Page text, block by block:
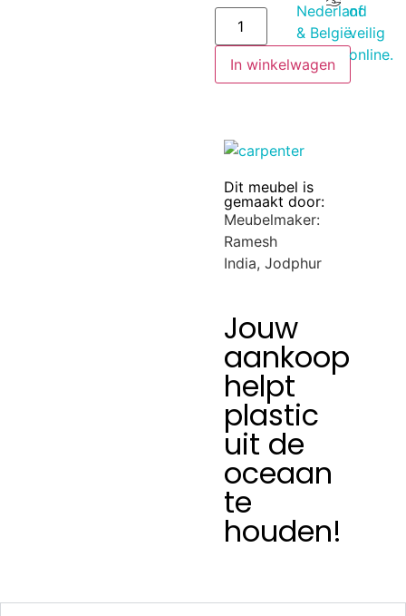
In winkelwagen
Nederland
& België.
of
veilig
online.
Dit meubel is
gemaakt door:
Meubelmaker:
Ramesh
India, Jodphur
Jouw
aankoop
helpt
plastic
uit de
oceaan
te
houden!